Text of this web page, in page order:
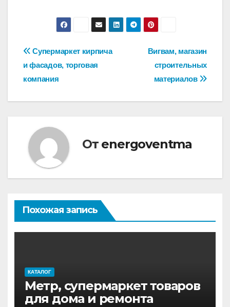
Навигация
по
записям
Вигвам, магазин
строительных
материалов
Супермаркет кирпича
и фасадов, торговая
компания
От energoventma
Похожая запись
КАТАЛОГ
Метр, супермаркет товаров
для дома и ремонта